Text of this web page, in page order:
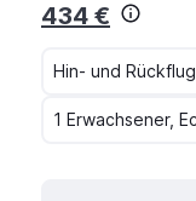
434 €
Hin- und Rückflug
1 Erwachsener,